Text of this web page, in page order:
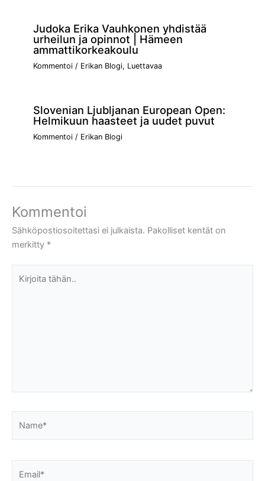
Judoka Erika Vauhkonen yhdistää
urheilun ja opinnot | Hämeen
ammattikorkeakoulu
Kommentoi / Erikan Blogi, Luettavaa
Slovenian Ljubljanan European Open:
Helmikuun haasteet ja uudet puvut
Kommentoi / Erikan Blogi
Kommentoi
Sähköpostiosoitettasi ei julkaista. Pakolliset kentät on
merkitty *
tähän..